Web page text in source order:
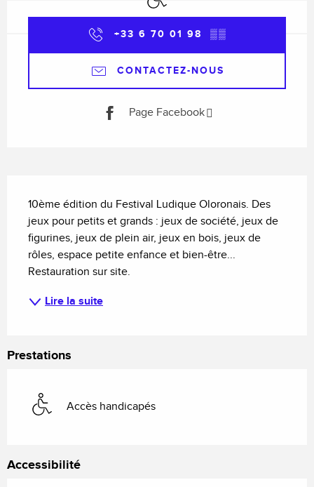
+33 6 70 01 98 ▒▒
CONTACTEZ-NOUS
Page Facebook
10ème édition du Festival Ludique Oloronais. Des
jeux pour petits et grands : jeux de société, jeux de
figurines, jeux de plein air, jeux en bois, jeux de
rôles, espace petite enfance et bien-être...
Restauration sur site.
Lire la suite
Prestations
Accès handicapés
Accessibilité